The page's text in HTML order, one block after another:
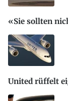
«Sie sollten
United rüffelt